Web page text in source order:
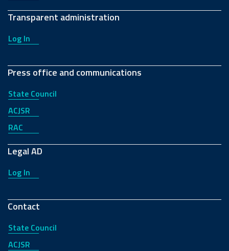
Transparent administration
Log In
Press office and communications
State Council
ACJSR
RAC
Legal AD
Log In
Contact
State Council
ACJSR